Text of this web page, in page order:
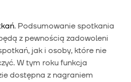
. Podsumowanie spotkania
z pewnością zadowoleni
jak i osoby, które nie
W tym roku funkcja
dostępna z nagraniem